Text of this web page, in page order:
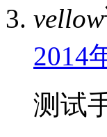
vellow
2014
测试